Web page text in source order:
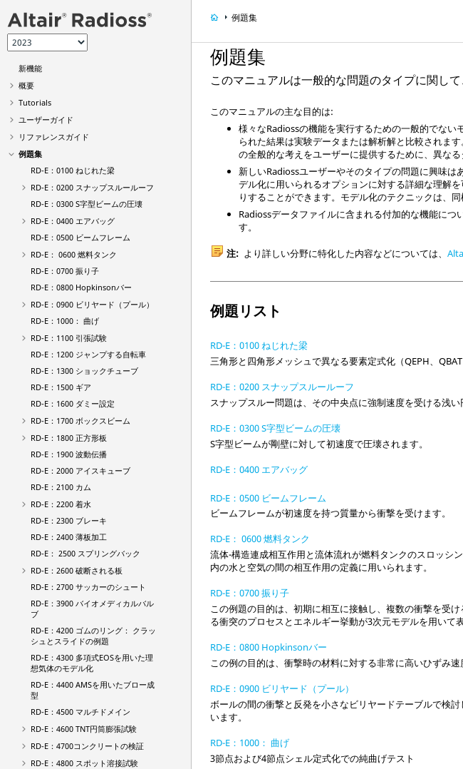
新機能
概要
Tutorials
ユーザーガイド
リファレンスガイド
例題集
RD-E：0100 ねじれた梁
RD-E：0200 スナップスルールーフ
RD-E：0300 S字型ビームの圧壊
RD-E：0400 エアバッグ
RD-E：0500 ビームフレーム
RD-E： 0600 燃料タンク
RD-E：0700 振り子
RD-E：0800 Hopkinsonバー
RD-E：0900 ビリヤード（プール）
RD-E：1000： 曲げ
RD-E：1100 引張試験
RD-E：1200 ジャンプする自転車
RD-E：1300 ショックチューブ
RD-E：1500 ギア
RD-E：1600 ダミー設定
RD-E：1700 ボックスビーム
RD-E：1800 正方形板
RD-E：1900 波動伝播
RD-E：2000 アイスキューブ
RD-E：2100 カム
RD-E：2200 着水
RD-E：2300 ブレーキ
RD-E：2400 薄板加工
RD-E： 2500 スプリングバック
RD-E：2600 破断される板
RD-E：2700 サッカーのシュート
RD-E：3900 バイオメディカルバル
ブ
RD-E：4200 ゴムのリング： クラッ
シュとスライドの例題
RD-E：4300 多項式EOSを用いた理
想気体のモデル化
RD-E：4400 AMSを用いたブロー成
型
RD-E：4500 マルチドメイン
RD-E：4600 TNT円筒膨張試験
RD-E：4700コンクリートの検証
RD-E：4800 スポット溶接試験
例題集
例題集
このマニュアルは一般的な問題のタイプに関して
このマニュアルの主な目的は:
様々なRadiossの機能を実行するための一般的でない
られた結果は実験データまたは解析解と比較されま
の全般的な考えをユーザーに提供するために、異なる
新しいRadiossユーザーやそのタイプの問題に興味は
デル化に用いられるオプションに対する詳細な理解
りすることができます。モデル化のテクニックは、
Radiossデータファイルに含まれる付加的な機能につ
す。
注: より詳しい分野に特化した内容などについては、
例題リスト
RD-E：0100 ねじれた梁
三角形と四角形メッシュで異なる要素定式化（QEPH、
RD-E：0200 スナップスルールーフ
スナップスルー問題は、その中央点に強制速度を受ける浅い
RD-E：0300 S字型ビームの圧壊
S字型ビームが剛壁に対して初速度で圧壊されます。
RD-E：0400 エアバッグ
RD-E：0500 ビームフレーム
ビームフレームが初速度を持つ質量から衝撃を受けます。
RD-E： 0600 燃料タンク
流体-構造連成相互作用と流体流れが燃料タンクのスロッシ
内の水と空気の間の相互作用の定義に用いられます。
RD-E：0700 振り子
この例題の目的は、初期に相互に接触し、複数の衝撃を受
る衝突のプロセスとエネルギー挙動が3次元モデルを用いて
RD-E：0800 Hopkinsonバー
この例の目的は、衝撃時の材料に対する非常に高いひずみ
RD-E：0900 ビリヤード（プール）
ボールの間の衝撃と反発を小さなビリヤードテーブルで検
います。
RD-E：1000： 曲げ
3節点および4節点シェル定式化での純曲げテスト